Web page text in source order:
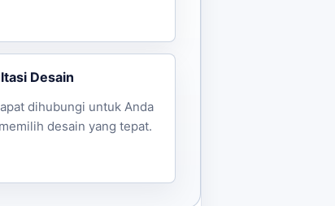
Desain
dihubungi untuk Anda
desain yang tepat.